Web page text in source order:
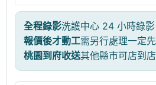
全程錄影洗護中心 24 小時錄
報價後才動工需另行處理一定
桃園到府收送其他縣市可店到